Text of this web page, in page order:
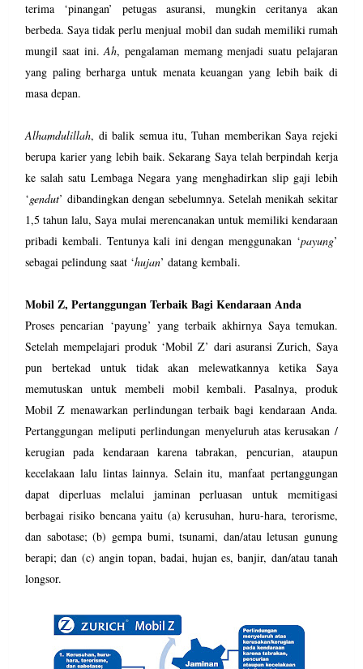
terima ‘pinangan’ petugas asuransi, mungkin ceritanya akan
berbeda. Saya tidak perlu menjual mobil dan sudah memiliki rumah
mungil saat ini.Ah, pengalaman memang menjadi suatu pelajaran
yang paling berharga untuk menata keuangan yang lebih baik di
masa depan.
Alhamdulillah, di balik semua itu, Tuhan memberikan Saya rejeki
berupa karier yang lebih baik. Sekarang Saya telah berpindah kerja
ke salah satu Lembaga Negara yang menghadirkan slip gaji lebih
‘gendut’ dibandingkan dengan sebelumnya. Setelah menikah sekitar
1,5 tahun lalu, Saya mulai merencanakan untuk memiliki kendaraan
pribadi kembali. Tentunya kali ini dengan menggunakan ‘payung’
sebagai pelindung saat ‘hujan’ datang kembali.
Mobil Z, Pertanggungan Terbaik Bagi Kendaraan Anda
Proses pencarian ‘payung’ yang terbaik akhirnya Saya temukan.
Setelah mempelajari produk ‘Mobil Z’ dari asuransi Zurich, Saya
pun bertekad untuk tidak akan melewatkannya ketika Saya
memutuskan untuk membeli mobil kembali. Pasalnya, produk
Mobil Z menawarkan perlindungan terbaik bagi kendaraan Anda.
Pertanggungan meliputi perlindungan menyeluruh atas kerusakan /
kerugian pada kendaraan karena tabrakan, pencurian, ataupun
kecelakaan lalu lintas lainnya. Selain itu, manfaat pertanggungan
dapat diperluas melalui jaminan perluasan untuk memitigasi
berbagai risiko bencana yaitu (a) kerusuhan, huru-hara, terorisme,
dan sabotase; (b) gempa bumi, tsunami, dan/atau letusan gunung
berapi; dan (c) angin topan, badai, hujan es, banjir, dan/atau tanah
longsor.